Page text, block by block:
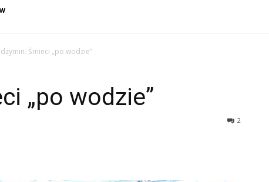
Śmieci „po wodzie”
„po wodzie”
2